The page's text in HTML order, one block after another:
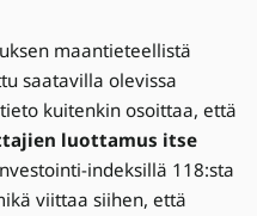
maantieteellistä
saatavilla olevissa
kuitenkin osoittaa, että
luottamus itse
indeksillä 118:sta
viittaa siihen, että